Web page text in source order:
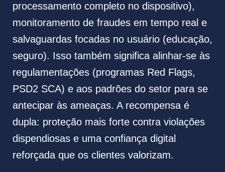
processamento completo no dispositivo),
monitoramento de fraudes em tempo real e
salvaguardas focadas no usuário (educação,
seguro). Isso também significa alinhar-se às
regulamentações (programas Red Flags,
PSD2 SCA) e aos padrões do setor para se
antecipar às ameaças. A recompensa é
dupla: proteção mais forte contra violações
dispendiosas e uma confiança digital
reforçada que os clientes valorizam.